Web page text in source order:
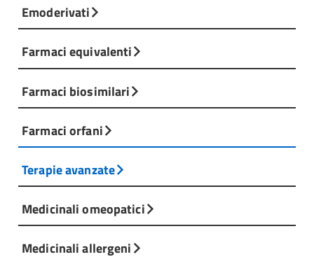
Emoderivati
Farmaci equivalenti
Farmaci biosimilari
Farmaci orfani
Terapie avanzate
Medicinali omeopatici
Medicinali allergeni